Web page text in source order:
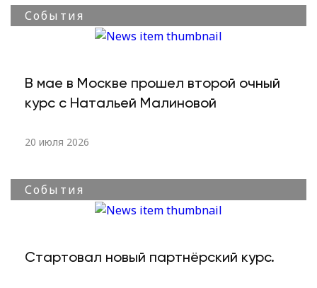
События
В мае в Москве прошел второй очный
курс с Натальей Малиновой
20 июля 2026
События
Стартовал новый партнёрский курс.